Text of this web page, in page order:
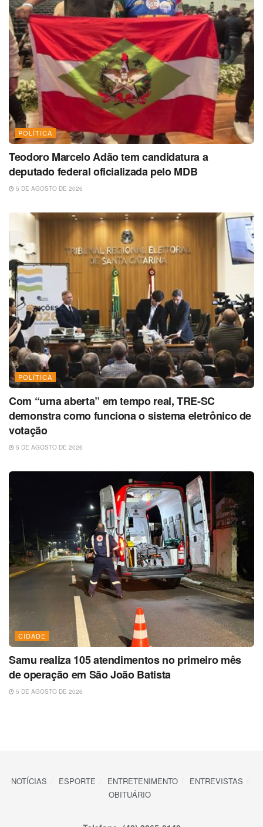
POLÍTICA
Teodoro Marcelo Adão tem candidatura a
deputado federal oficializada pelo MDB
5 DE AGOSTO DE 2026
POLÍTICA
Com “urna aberta” em tempo real, TRE-SC
demonstra como funciona o sistema eletrônico de
votação
5 DE AGOSTO DE 2026
CIDADE
Samu realiza 105 atendimentos no primeiro mês
de operação em São João Batista
5 DE AGOSTO DE 2026
NOTÍCIAS ESPORTE ENTRETENIMENTO
ENTREVISTAS
OBITUÁRIO